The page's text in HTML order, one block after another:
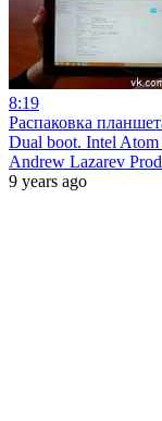
8:19
Распаковка
Dual boot. Intel
Andrew Lazarev
9 years ago